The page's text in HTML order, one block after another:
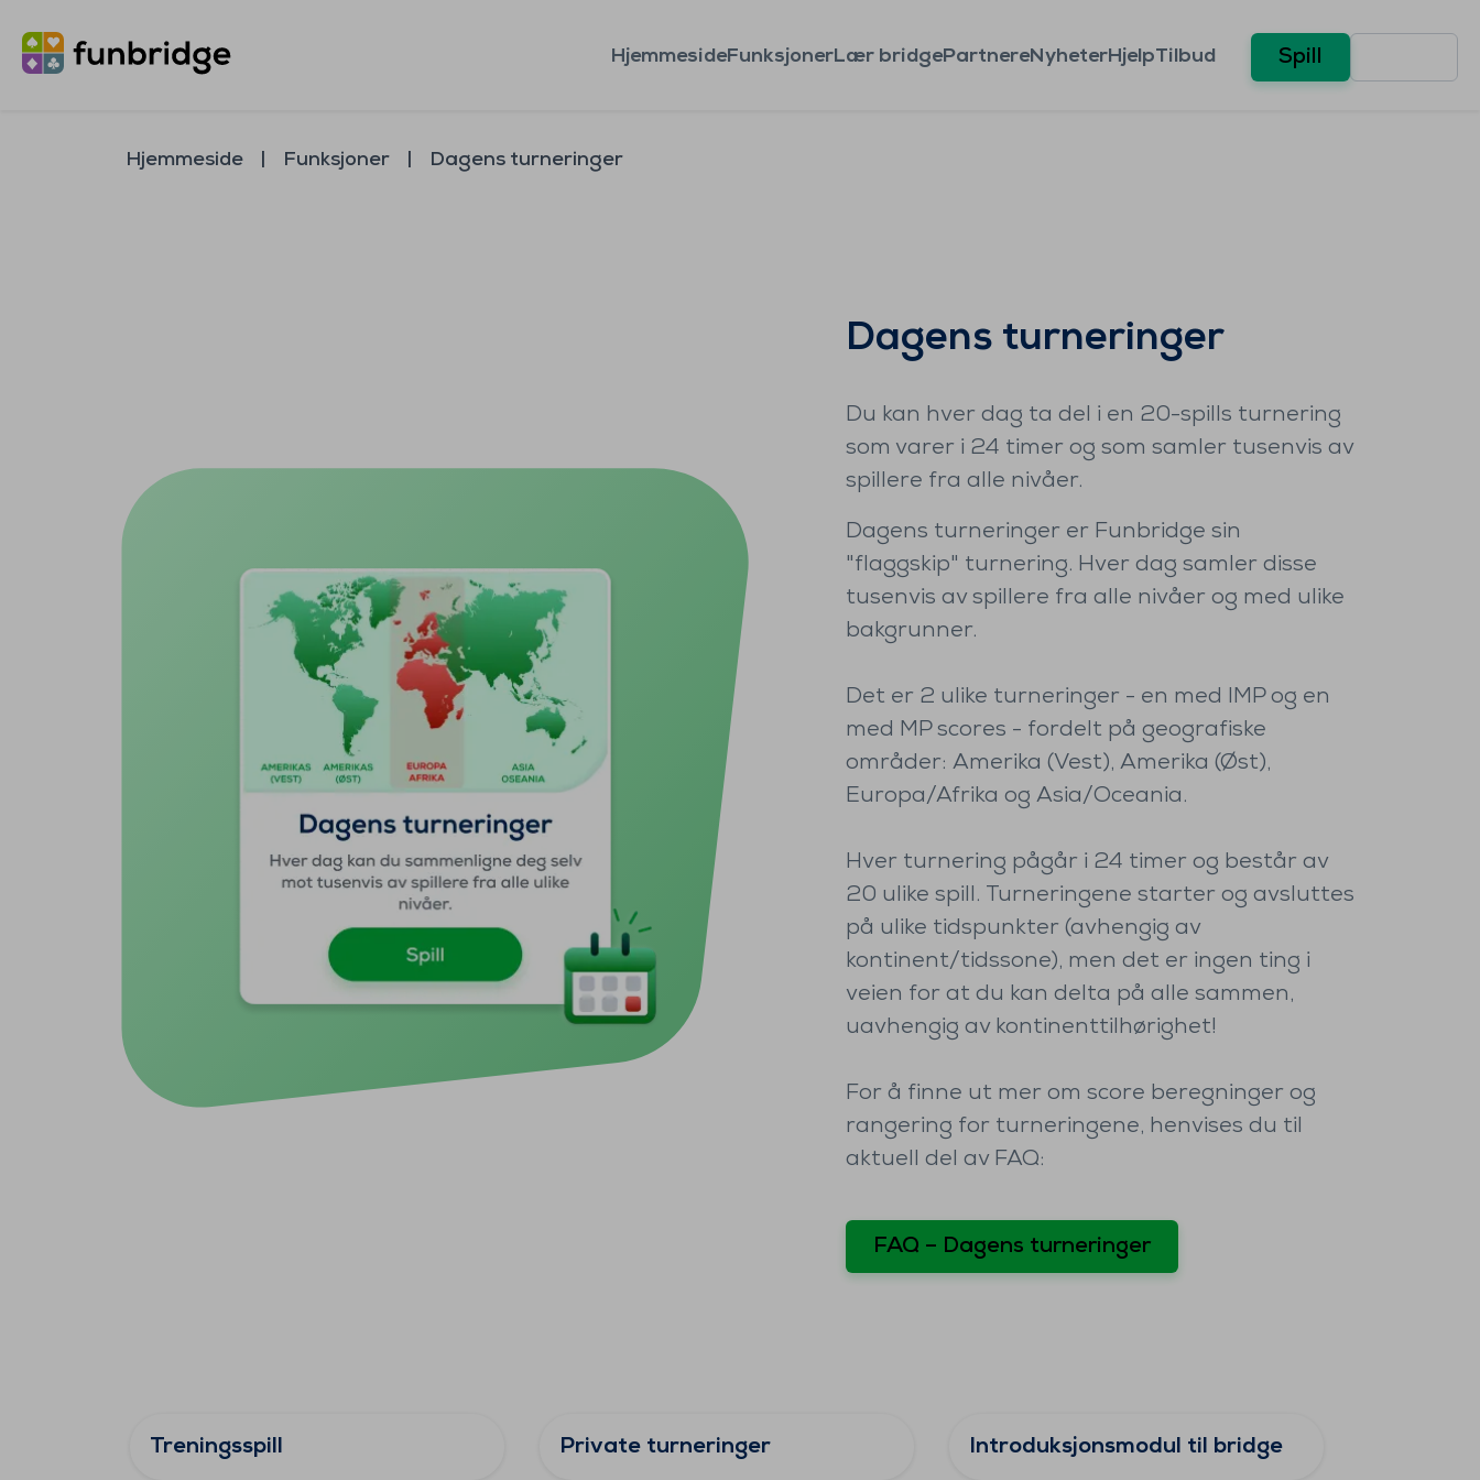
HjemmesideFunksjonerLær bridgePartnereNyheterHjelpTilbud Spill
Hjemmeside Funksjoner Dagens turneringer
Dagens turneringer
Du kan hver dag ta del i en 20-spills turnering
som varer i 24 timer og som samler tusenvis av
spillere fra alle nivåer.
Dagens turneringer er Funbridge sin
"flaggskip" turnering. Hver dag samler disse
tusenvis av spillere fra alle nivåer og med ulike
bakgrunner.
Det er 2 ulike turneringer - en med IMP og en
med MP scores - fordelt på geografiske
områder: Amerika (Vest), Amerika (Øst),
Europa/Afrika og Asia/Oceania.
Hver turnering pågår i 24 timer og består av
20 ulike spill. Turneringene starter og avsluttes
på ulike tidspunkter (avhengig av
kontinent/tidssone), men det er ingen ting i
veien for at du kan delta på alle sammen,
uavhengig av kontinenttilhørighet!
For å finne ut mer om score beregninger og
rangering for turneringene, henvises du til
aktuell del av FAQ:
FAQ – Dagens turneringer
Treningsspill Private turneringer Introduksjonsmodul til bridge